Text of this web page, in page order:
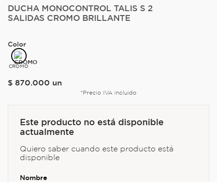
DUCHA MONOCONTROL TALIS S 2
SALIDAS CROMO BRILLANTE
Color
CROMO
$ 870.000 un
*Precio IVA incluido
Este producto no está disponible
actualmente
Quiero saber cuando este producto está
disponible